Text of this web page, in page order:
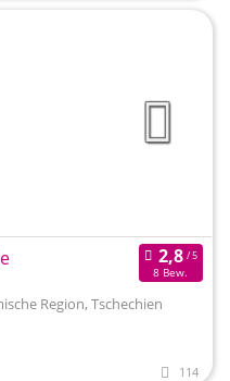
8 Bew.
Region, Tschechien
114